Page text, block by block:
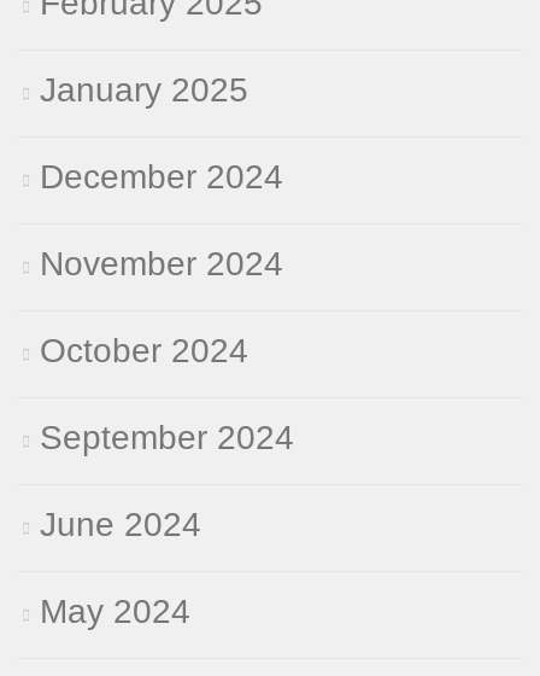
January 2025
December 2024
November 2024
October 2024
September 2024
June 2024
May 2024